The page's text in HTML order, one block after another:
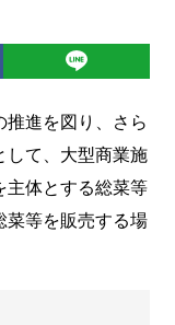
進を図り、さら
して、大型商業施
体とする総菜等
等を販売する場